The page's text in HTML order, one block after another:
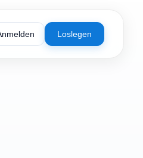
Loslegen